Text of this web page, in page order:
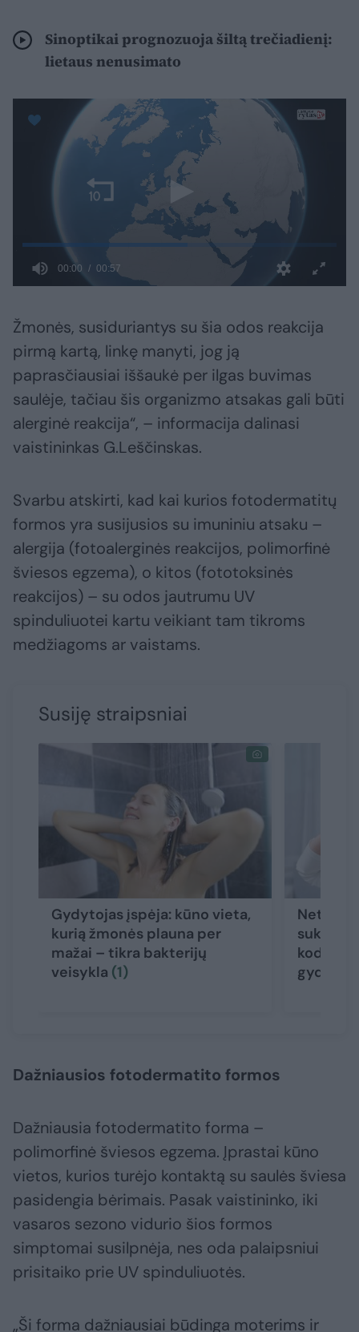
Sinoptikai prognozuoja šiltą trečiadienį:
lietaus nenusimato
Žmonės, susiduriantys su šia odos reakcija
pirmą kartą, linkę manyti, jog ją
paprasčiausiai iššaukė per ilgas buvimas
saulėje, tačiau šis organizmo atsakas gali būti
alerginė reakcija“, – informacija dalinasi
vaistininkas G.Leščinskas.
Svarbu atskirti, kad kai kurios fotodermatitų
formos yra susijusios su imuniniu atsaku –
alergija (fotoalerginės reakcijos, polimorfinė
šviesos egzema), o kitos (fototoksinės
reakcijos) – su odos jautrumu UV
spinduliuotei kartu veikiant tam tikroms
medžiagoms ar vaistams.
Susiję straipsniai
Gydytojas įspėja: kūno vieta,
kurią žmonės plauna per
mažai – tikra bakterijų
veisykla (1)
Net ir
sukelti
kodėl
Dažniausios fotodermatito formos
Dažniausia fotodermatito forma –
polimorfinė šviesos egzema. Įprastai kūno
vietos, kurios turėjo kontaktą su saulės šviesa
pasidengia bėrimais. Pasak vaistininko, iki
vasaros sezono vidurio šios formos
simptomai susilpnėja, nes oda palaipsniui
prisitaiko prie UV spinduliuotės.
„Ši forma dažniausiai būdinga moterims ir